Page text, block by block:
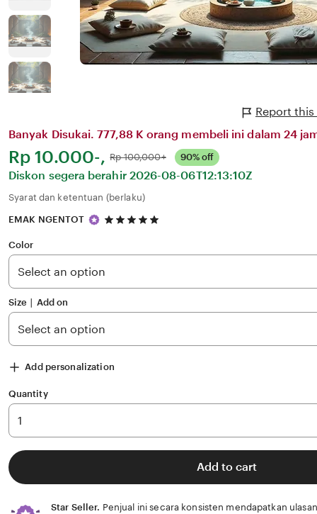
Report this
Banyak Disukai. 777,88 K orang membeli ini dalam 24
Harga:
Rp 10.000-, Normal:
Rp 100,000+ 90% off
Diskon segera berahir 2026-08-06T12:13:10Z
Syarat dan ketentuan (berlaku)
EMAK NGENTOT
5
5
stars
Color
Size ∣ Add on
Add personalization
Quantity
Add to cart
Star Seller. Penjual ini secara konsisten mendapatkan